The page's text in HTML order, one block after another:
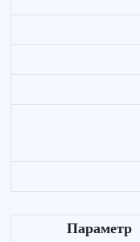
Параметр